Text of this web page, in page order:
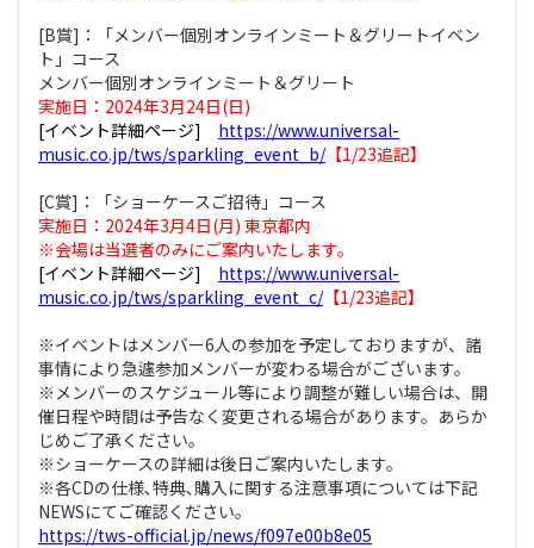
[B賞]：「メンバー個別オンラインミート＆グリートイベン
ト」コース
メンバー個別オンラインミート＆グリート
実施日：2024年3月24日(日)
[イベント詳細ページ] https://www.universal-
music.co.jp/tws/sparkling_event_b/【1/23追記】
[C賞]：「ショーケースご招待」コース
実施日：2024年3月4日(月) 東京都内
※会場は当選者のみにご案内いたします。
[イベント詳細ページ] https://www.universal-
music.co.jp/tws/sparkling_event_c/【1/23追記】
※イベントはメンバー6人の参加を予定しておりますが、諸
事情により急遽参加メンバーが変わる場合がございます。
※メンバーのスケジュール等により調整が難しい場合は、開
催日程や時間は予告なく変更される場合があります。あらか
じめご了承ください。
※ショーケースの詳細は後日ご案内いたします。
※各CDの仕様､特典､購入に関する注意事項については下記
NEWSにてご確認ください｡
https://tws-official.jp/news/f097e00b8e05